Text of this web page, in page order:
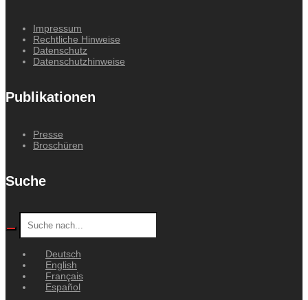
Impressum
Rechtliche Hinweise
Datenschutz
Datenschutzhinweise
Publikationen
Presse
Broschüren
Suche
Deutsch
English
Français
Español